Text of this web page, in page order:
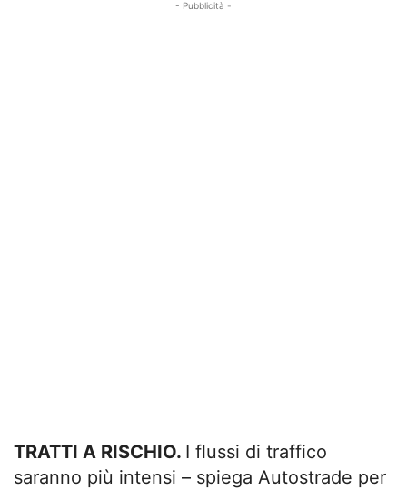
- Pubblicità -
TRATTI A RISCHIO. I flussi di traffico
saranno più intensi – spiega Autostrade per